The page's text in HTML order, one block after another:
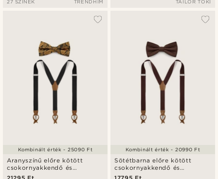
27 SZÍNEK TRENDHIM TAILOR TOKI
Aranyszínű előre kötött
csokornyakkendő és
nadrágtartó szett
Kombinált érték - 25090 Ft
Sötétbarna előre kötött
csokornyakkendő és
nadrágtartó szett
Kombinált érték - 20990 Ft